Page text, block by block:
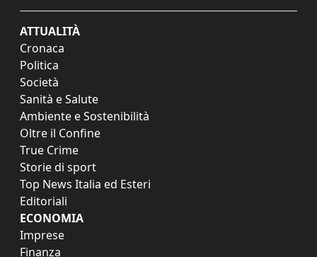
ATTUALITÀ
Cronaca
Politica
Società
Sanità e Salute
Ambiente e Sostenibilità
Oltre il Confine
True Crime
Storie di sport
Top News Italia ed Esteri
Editoriali
ECONOMIA
Imprese
Finanza